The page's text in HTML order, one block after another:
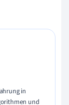
in
und